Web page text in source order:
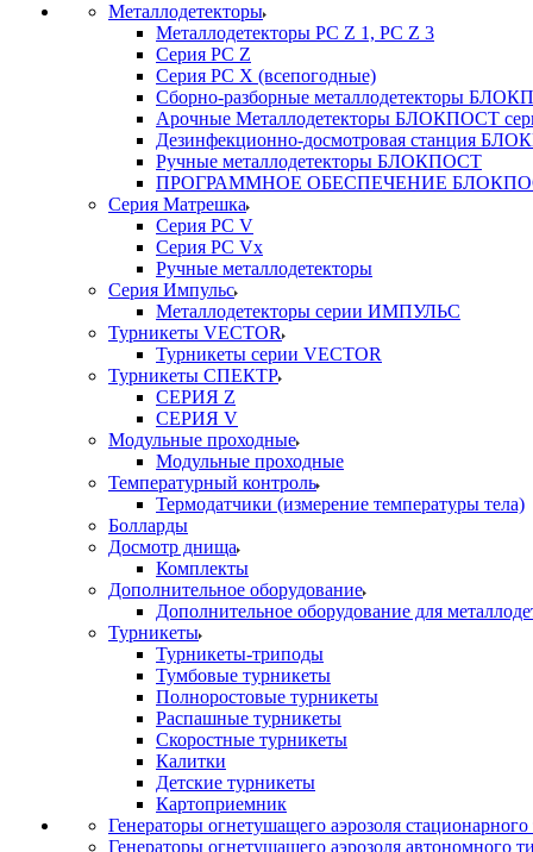
Металлодетекторы
Металлодетекторы РС Z 1, PC Z 3
Серия РС Z
Серия РС X (всепогодные)
Сборно-разборные металлодетекторы
Арочные Металлодетекторы БЛОКПОСТ
Дезинфекционно-досмотровая станция
Ручные металлодетекторы БЛОКПОСТ
ПРОГРАММНОЕ ОБЕСПЕЧЕНИЕ
Серия Матрешка
Серия PC V
Серия PC Vx
Ручные металлодетекторы
Серия Импульс
Металлодетекторы серии ИМПУЛЬС
Турникеты VECTOR
Турникеты серии VECTOR
Турникеты СПЕКТР
СЕРИЯ Z
СЕРИЯ V
Модульные проходные
Модульные проходные
Температурный контроль
Термодатчики (измерение температуры тела)
Болларды
Досмотр днища
Комплекты
Дополнительное оборудование
Дополнительное оборудование для
Турникеты
Турникеты-триподы
Тумбовые турникеты
Полноростовые турникеты
Распашные турникеты
Скоростные турникеты
Калитки
Детские турникеты
Картоприемник
Генераторы огнетушащего аэрозоля стационарного
Генераторы огнетушащего аэрозоля автономного